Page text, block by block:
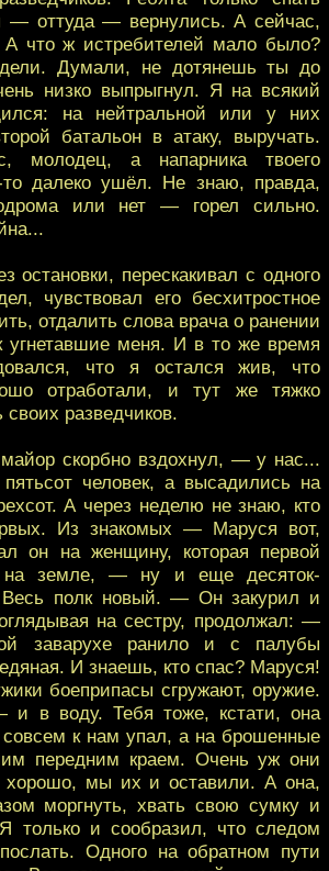
— оттуда — вернулись. А сейчас,
что ж истребителей мало было?
Думали, не дотянешь ты до
низко выпрыгнул. Я на всякий
на нейтральной или у них
батальон в атаку, выручать.
молодец, а напарника твоего
далеко ушёл. Не знаю, правда,
или нет — горел сильно.
остановки, перескакивал с одного
чувствовал его бесхитростное
отдалить слова врача о ранении
угнетавшие меня. И в то же время
что я остался жив, что
отработали, и тут же тяжко
разведчиков.
скорбно вздохнул, — у нас...
человек, а высадились на
А через неделю не знаю, кто
Из знакомых — Маруся вот,
он на женщину, которая первой
на земле, — ну и еще десяток-
Весь полк новый. — Он закурил и
на сестру, продолжал: —
заварухе ранило и с палубы
И знаешь, кто спас? Маруся!
боеприпасы сгружают, оружие.
в воду. Тебя тоже, кстати, она
к нам упал, а на брошенные
передним краем. Очень уж они
хорошо, мы их и оставили. А она,
моргнуть, хвать свою сумку и
только и сообразил, что следом
Одного на обратном пути